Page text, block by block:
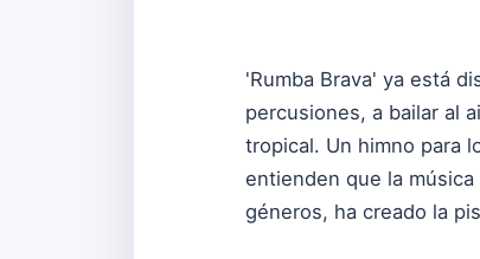
'Rumba Brava' ya está
percusiones, a bailar al
tropical. Un himno para
entienden que la
géneros, ha creado la